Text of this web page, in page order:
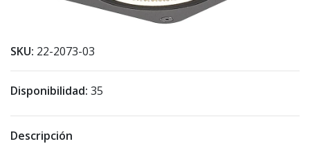
SKU: 22-2073-03
Disponibilidad: 35
Descripción